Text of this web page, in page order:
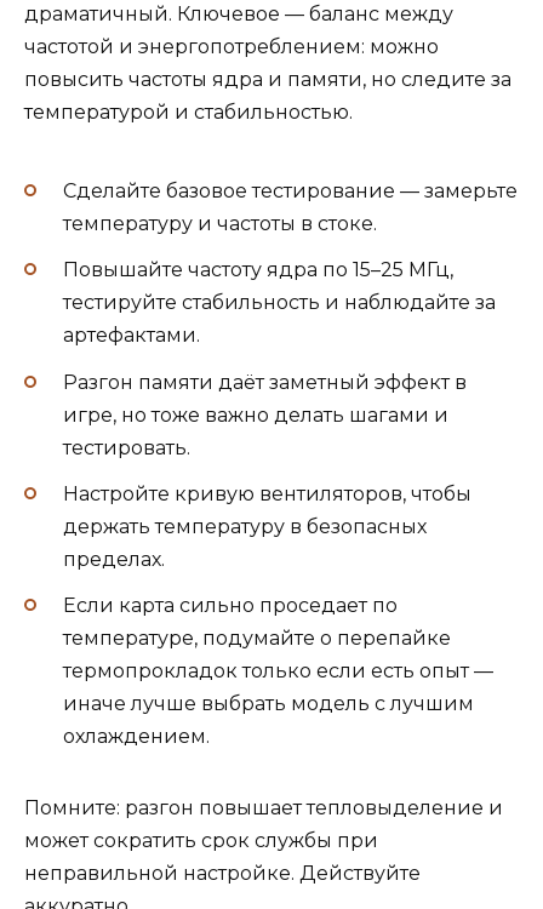
драматичный. Ключевое — баланс между
частотой и энергопотреблением: можно
повысить частоты ядра и памяти, но следите за
температурой и стабильностью.
Сделайте базовое тестирование — замерьте
температуру и частоты в стоке.
Повышайте частоту ядра по 15–25 МГц,
тестируйте стабильность и наблюдайте за
артефактами.
Разгон памяти даёт заметный эффект в
игре, но тоже важно делать шагами и
тестировать.
Настройте кривую вентиляторов, чтобы
держать температуру в безопасных
пределах.
Если карта сильно проседает по
температуре, подумайте о перепайке
термопрокладок только если есть опыт —
иначе лучше выбрать модель с лучшим
охлаждением.
Помните: разгон повышает тепловыделение и
может сократить срок службы при
неправильной настройке. Действуйте